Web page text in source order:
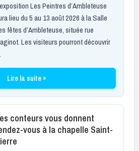
Les Peintres d’Ambleteuse
lieu du 5 au 13 août 2026 à la Salle
fêtes d’Ambleteuse, située rue
Les visiteurs pourront découvrir
Lire la suite »
conteurs vous donnent
vous à la chapelle Saint-